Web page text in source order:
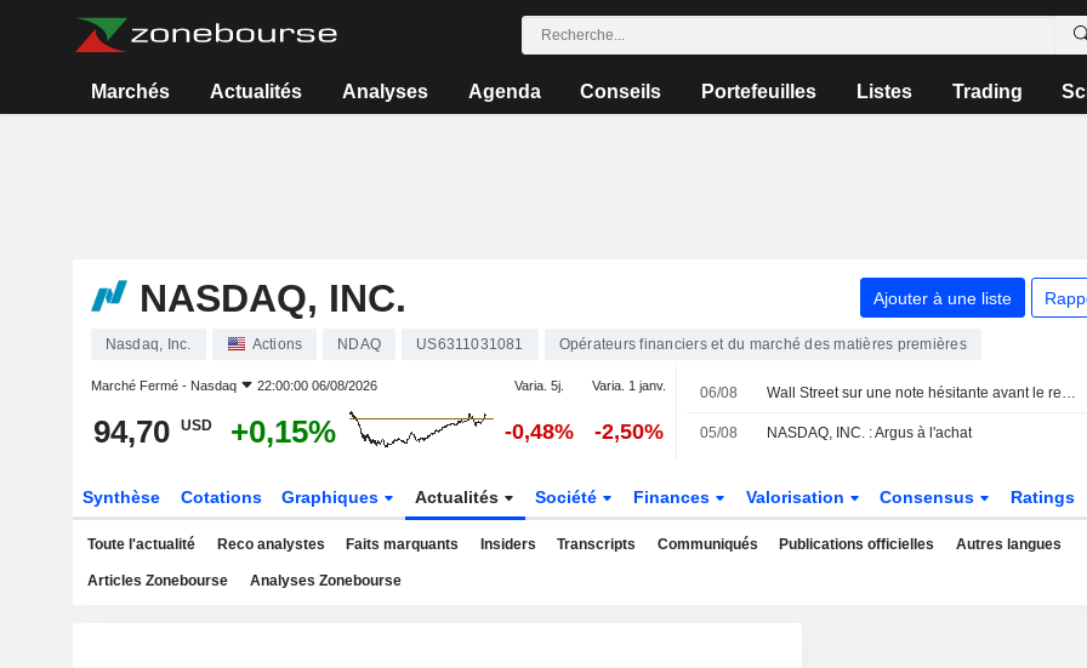
Marchés Actualités Analyses Agenda Conseils Portefeuilles Listes Trading
NASDAQ, INC. Ajouter à une liste
Nasdaq, Inc. Actions NDAQ US6311031081 Opérateurs financiers et du marché des matières premières
Marché Fermé - Nasdaq 22:00:00 06/08/2026 Varia. 5j. Varia. 1 janv.
94,70 USD +0,15% -0,48% -2,50%
06/08 Wall Street sur une note hésitante avant le rendez-vous clé de l'emploi
05/08 NASDAQ, INC. : Argus à l'achat
Synthèse Cotations Graphiques Actualités Société Finances Valorisation Consensus Ratings
Toute l'actualité Reco analystes Faits marquants Insiders Transcripts Communiqués Publications officielles Autres langues
Articles Zonebourse Analyses Zonebourse